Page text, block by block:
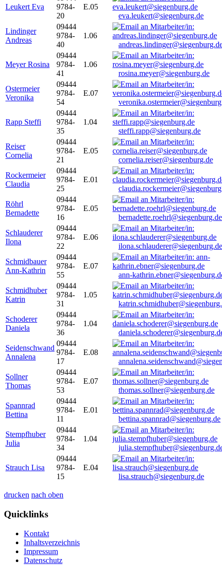
Leukert Eva
9784-
20
E.05
eva.leukert@siegenburg.de
Lindinger
Andreas
09444
9784-
40
1.06
Meyer Rosina
09444
9784-
41
1.06
rosina.meyer@siegenburg.de
Ostermeier
Veronika
09444
9784-
54
E.07
Rapp Steffi
09444
9784-
35
1.04
steffi.rapp@siegenburg.de
Reiser
Cornelia
09444
9784-
21
E.05
cornelia.reiser@siegenburg.de
Rockermeier
Claudia
09444
9784-
25
E.01
Röhrl
Bernadette
09444
9784-
16
E.05
bernadette.roehrl@siegenburg.de
Schlauderer
Ilona
09444
9784-
22
E.06
ilona.schlauderer@siegenburg.de
Schmidbauer
Ann-Kathrin
09444
9784-
55
E.07
ann-
Schmidhuber
Katrin
09444
9784-
31
1.05
Schoderer
Daniela
09444
9784-
36
1.04
Seidenschwand
Annalena
09444
9784-
17
E.08
Sollner
Thomas
09444
9784-
53
E.07
thomas.sollner@siegenburg.de
Spannrad
Bettina
09444
9784-
11
E.01
bettina.spannrad@siegenburg.de
Stempfhuber
Julia
09444
9784-
34
1.04
Strauch Lisa
09444
9784-
15
E.04
lisa.strauch@siegenburg.de
drucken nach oben
Quicklinks
Kontakt
Inhaltsverzeichnis
Impressum
Datenschutz